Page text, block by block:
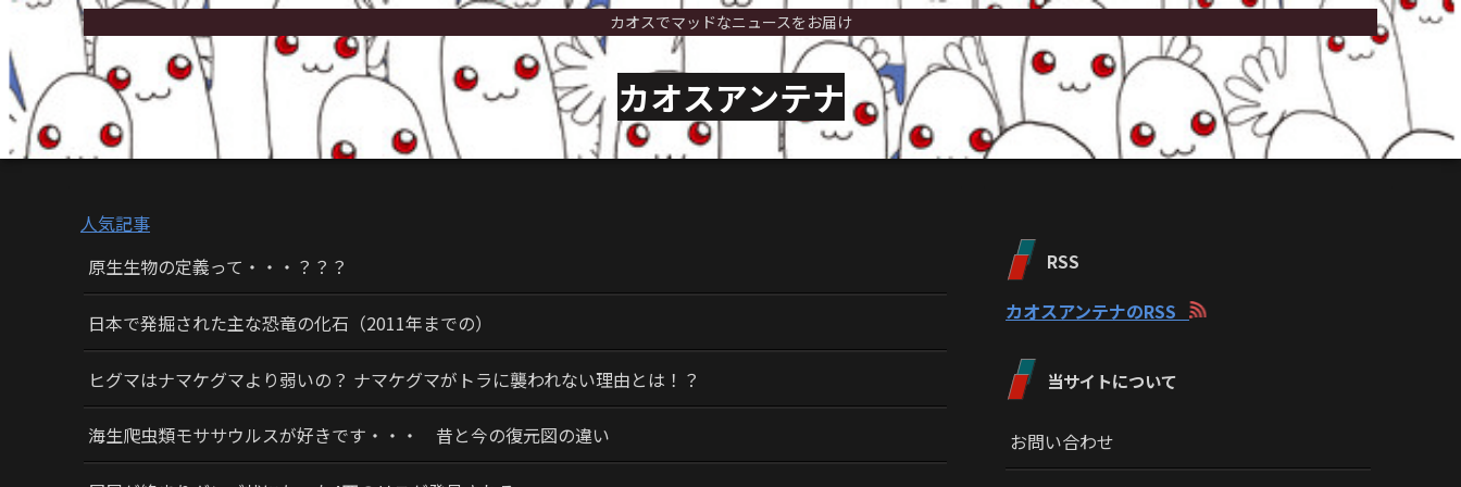
カオスでマッドなニュースをお届け
カオスアンテナ
人気記事
原生生物の定義って・・・？？？
日本で発掘された主な恐竜の化石（2011年までの）
ヒグマはナマケグマより弱いの？ ナマケグマがトラに襲われない理由とは！？
海生爬虫類モササウルスが好きです・・・ 昔と今の復元図の違い
RSS
カオスアンテナのRSS
当サイトについて
お問い合わせ